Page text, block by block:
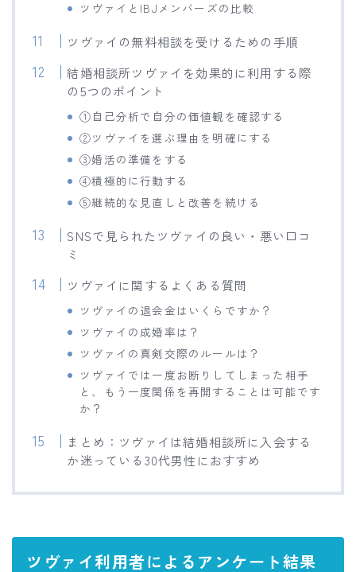
ツヴァイとIBJメンバーズの比較
ツヴァイの無料相談を受けるための手順
結婚相談所ツヴァイを効果的に利用する際
の5つのポイント
①自己分析で自分の価値観を確認する
②ツヴァイを選ぶ理由を明確にする
③婚活の準備をする
④積極的に行動する
⑤継続的な見直しと改善を続ける
SNSで見られたツヴァイの良い・悪い口コ
ミ
ツヴァイに関するよくある質問
ツヴァイの退会金はいくらですか？
ツヴァイの成婚率は？
ツヴァイの真剣交際のルールは？
ツヴァイでは一度お断りしてしまった相手
と、もう一度関係を再開することは可能です
か？
まとめ：ツヴァイは結婚相談所に入会する
か迷っている30代男性におすすめ
ツヴァイ利用者によるアンケート結果